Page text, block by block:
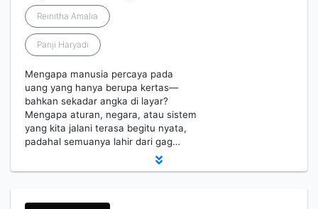
Reinitha Amalia
Panji Haryadi
Mengapa manusia percaya pada
uang yang hanya berupa kertas—
bahkan sekadar angka di layar?
Mengapa aturan, negara, atau sistem
yang kita jalani terasa begitu nyata,
padahal semuanya lahir dari gag…